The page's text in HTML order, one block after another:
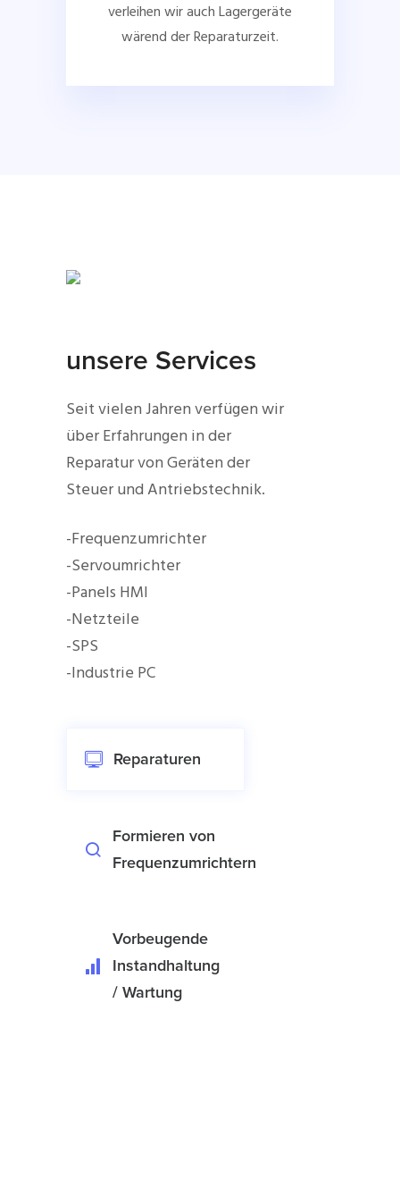
verleihen wir auch Lagergeräte
wärend der Reparaturzeit.
unsere Services
Seit vielen Jahren verfügen wir
über Erfahrungen in der
Reparatur von Geräten der
Steuer und Antriebstechnik.
-Frequenzumrichter
-Servoumrichter
-Panels HMI
-Netzteile
-SPS
-Industrie PC
Reparaturen
Formieren von
Frequenzumrichtern
Vorbeugende
Instandhaltung
/ Wartung